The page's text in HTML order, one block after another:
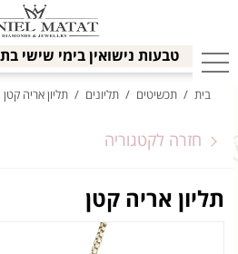
טבעות נישואין בימי שישי
בית / תכשיטים / תליונים / תליון אריה קטן
חזרה לקטגוריה
תליון אריה קטן